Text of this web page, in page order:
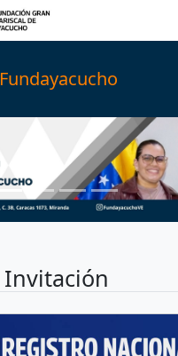
Fundayacucho
Invitación